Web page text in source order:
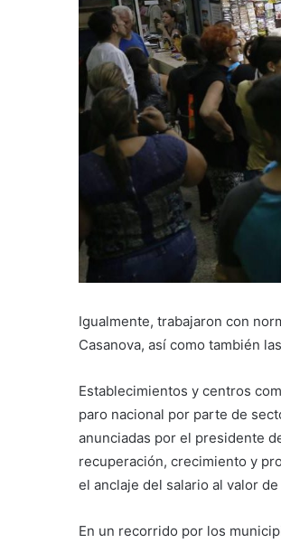
Igualmente, trabajaron con
Casanova, así como también
Establecimientos y centros
paro nacional por parte de
anunciadas por el presidente
recuperación, crecimiento y
el anclaje del salario al valor
En un recorrido por los